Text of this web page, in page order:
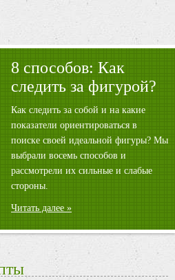
8 способов: Как
следить за фигурой?
Как следить за собой и на какие
показатели ориентироваться в
поиске своей идеальной фигуры? Мы
выбрали восемь способов и
рассмотрели их сильные и слабые
стороны.
Читать далее »